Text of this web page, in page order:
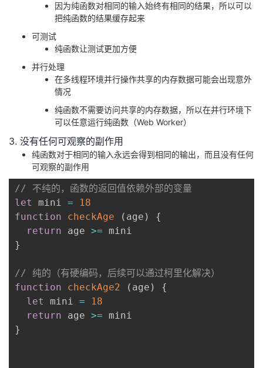
因为纯函数对相同的输入始终有相同的结果，所以可以
把纯函数的结果缓存起来
可测试
纯函数让测试更加方便
并行处理
在多线程环境并行操作共享的内存数据可能会出现意外
情况
纯函数不需要访问共享的内存数据，所以在并行环境下
可以任意运行纯函数（Web Worker）
3. 没有任何可观察的副作用
纯函数对于相同的输入永远会得到相同的输出，而且没有任何
可观察的副作用
// 不纯的，函数的返回值依赖外部的变量
let
mini =
18
function
checkAge ( age )
{
return age >=
}
// 纯的（有硬编码，后续可以通过柯里化解决）
function
checkAge2 ( age )
{
let
mini =
18
return age >=
}